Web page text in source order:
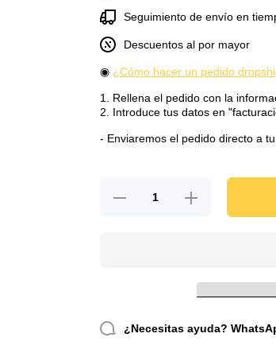
Seguimiento de envío en
Descuentos al por mayor
◉ ¿Cómo hacer un pedido
1. Rellena el pedido con la
2. Introduce tus datos en
- Enviaremos el pedido directo a
Reducir
Aumentar
cantidad
¿Necesitas ayuda?